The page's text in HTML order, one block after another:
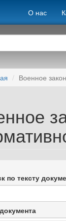
О нас
Военное
по тексту